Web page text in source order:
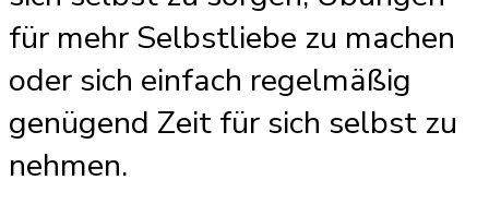
für mehr Selbstliebe zu machen
oder sich einfach regelmäßig
genügend Zeit für sich selbst zu
nehmen.